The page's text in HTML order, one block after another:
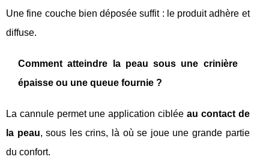
Une fine couche bien déposée suffit : le produit adhère et
diffuse.
Comment atteindre la peau sous une crinière
épaisse ou une queue fournie ?
La cannule permet une application ciblée au contact de
la peau, sous les crins, là où se joue une grande partie
du confort.